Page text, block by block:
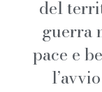
del
guerra
pace e